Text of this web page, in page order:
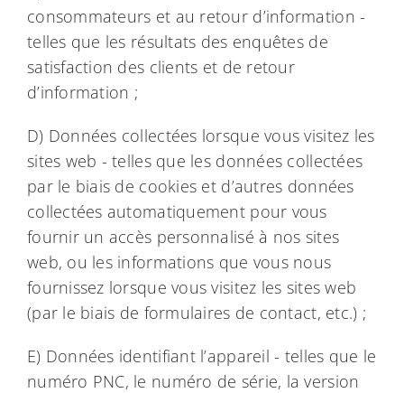
consommateurs et au retour d’information -
telles que les résultats des enquêtes de
satisfaction des clients et de retour
d’information ;
D) Données collectées lorsque vous visitez les
sites web - telles que les données collectées
par le biais de cookies et d’autres données
collectées automatiquement pour vous
fournir un accès personnalisé à nos sites
web, ou les informations que vous nous
fournissez lorsque vous visitez les sites web
(par le biais de formulaires de contact, etc.) ;
E) Données identifiant l’appareil - telles que le
numéro PNC, le numéro de série, la version